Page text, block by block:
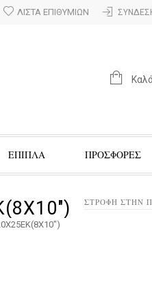
ΛΊΣΤΑ ΕΠΙΘΥΜΙΏΝ
ΕΠΙΠΛΑ ΠΡΟΣΦΟΡΈΣ
ΕΠΙΣΤΡΟΦΉ ΣΤΗΝ